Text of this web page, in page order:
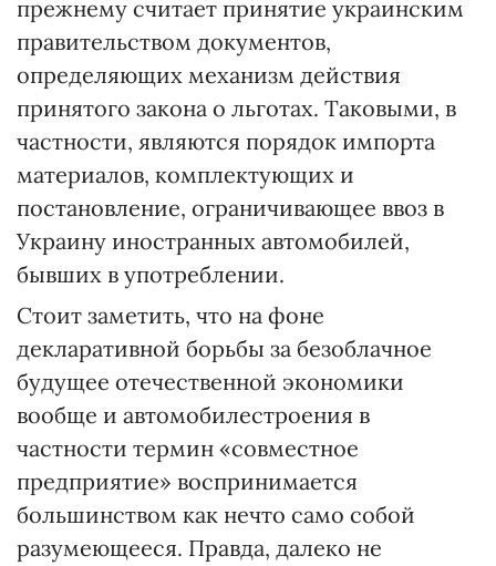
прежнему считает принятие украинским
правительством документов,
определяющих механизм действия
принятого закона о льготах. Таковыми, в
частности, являются порядок импорта
материалов, комплектующих и
постановление, ограничивающее ввоз в
Украину иностранных автомобилей,
бывших в употреблении.
Стоит заметить, что на фоне
декларативной борьбы за безоблачное
будущее отечественной экономики
вообще и автомобилестроения в
частности термин «совместное
предприятие» воспринимается
большинством как нечто само собой
разумеющееся. Правда, далеко не